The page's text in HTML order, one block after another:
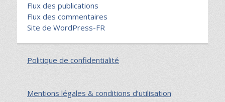
Flux des publications
Flux des commentaires
Site de WordPress-FR
Politique de confidentialité
Mentions légales & conditions d’utilisation